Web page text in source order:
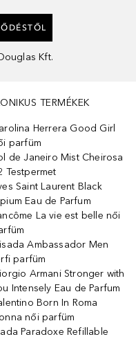
Kft.
TERMÉKEK
Herrera Good Girl
parfüm
de Janeiro Mist Cheirosa
Testpermet
Saint Laurent Black
Eau de Parfum
La vie est belle női
Ambassador Men
parfüm
Armani Stronger with
Intensely Eau de Parfum
Born In Roma
női parfüm
Paradoxe Refillable